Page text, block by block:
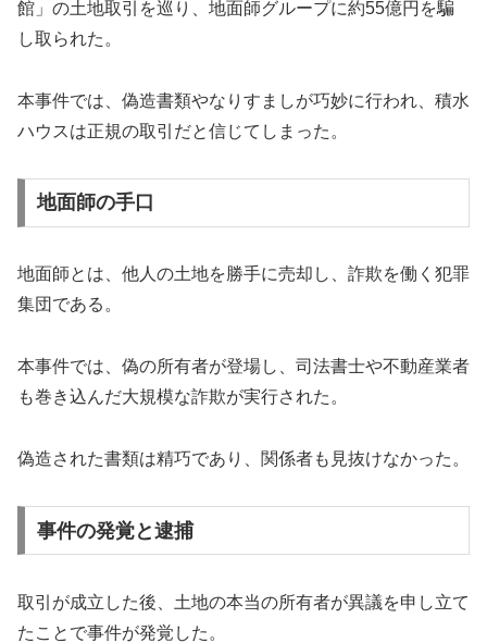
館」の土地取引を巡り、地面師グループに約55億円を騙
し取られた。
本事件では、偽造書類やなりすましが巧妙に行われ、積水
ハウスは正規の取引だと信じてしまった。
地面師の手口
地面師とは、他人の土地を勝手に売却し、詐欺を働く犯罪
集団である。
本事件では、偽の所有者が登場し、司法書士や不動産業者
も巻き込んだ大規模な詐欺が実行された。
偽造された書類は精巧であり、関係者も見抜けなかった。
事件の発覚と逮捕
取引が成立した後、土地の本当の所有者が異議を申し立て
たことで事件が発覚した。